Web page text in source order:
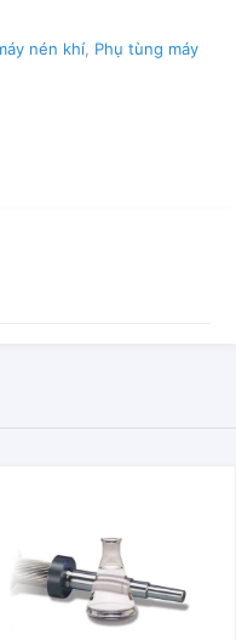
nén khí Phụ tùng máy